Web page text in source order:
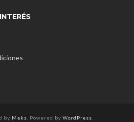
by Meks . Powered by WordPress